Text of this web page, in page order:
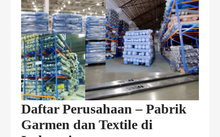
Daftar Perusahaan – Pabrik
Garmen dan Textile di